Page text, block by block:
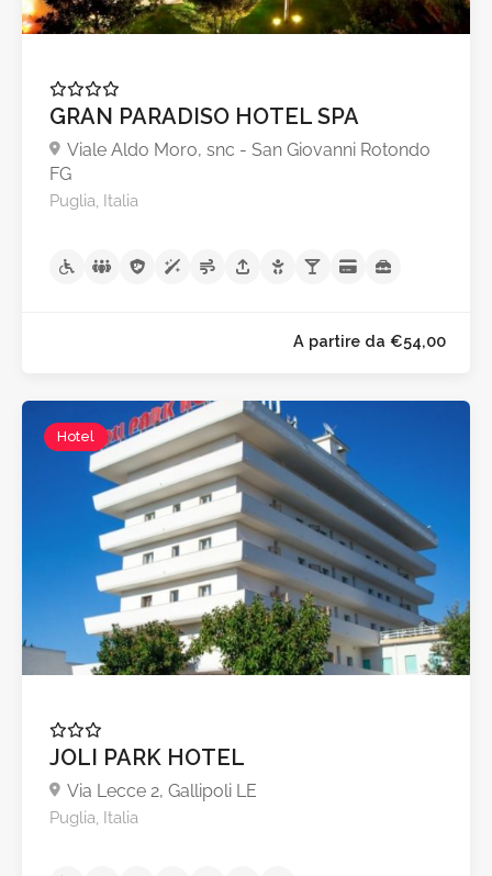
A partire da
GRAN PARADISO HOTEL SPA
Viale Aldo Moro, snc - San Giovanni Rotondo
FG
Puglia, Italia
Hotel
JOLI PARK HOTEL
Via Lecce 2, Gallipoli LE
Puglia, Italia